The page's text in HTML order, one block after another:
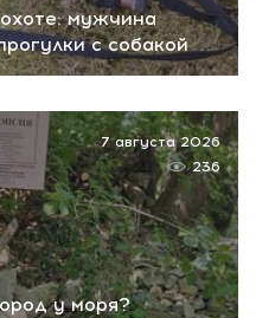
мужчина
с собакой
у моря?
7 августа 2026
236